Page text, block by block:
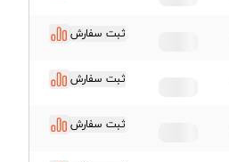
لوله اهواز
قیمت ورق قطعات
ثبت سفارش
ثبت سفارش
ثبت سفارش